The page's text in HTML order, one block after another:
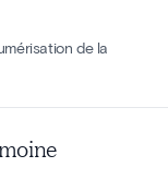
de la